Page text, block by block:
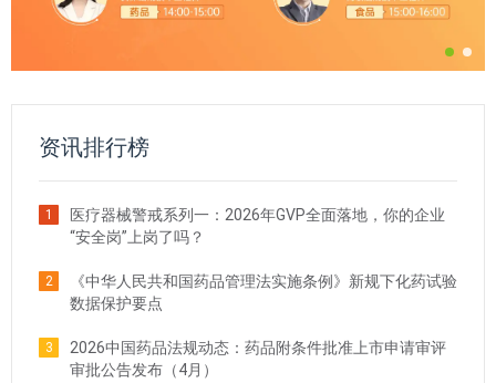
资讯排行榜
1
医疗器械警戒系列一：2026年GVP全面落地，你的企业
“安全岗”上岗了吗？
2
《中华人民共和国药品管理法实施条例》新规下化药试验
数据保护要点
3
2026中国药品法规动态：药品附条件批准上市申请审评
审批公告发布（4月）